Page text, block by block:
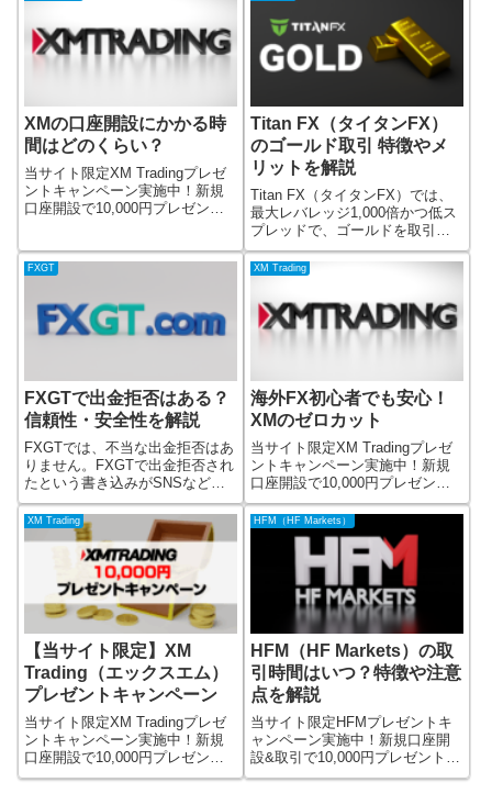
10,000円もらえます。10,000円
プレゼン
の資金の管理体制や補償が徹底
されていて、とにかく総合力の
高
XMの口座開設にかかる時
間はどのくらい？
当サイト限定XM Tradingプレゼ
ントキャンペーン実施中！新規
口座開設で10,000円プレゼント
Tradingで口座開設、取引すると
10,000円もらえます。10,0
Titan FX（タイタンFX）
のゴールド取引 特徴やメ
リットを解説
Titan FX（タイタンFX）では、
最大レバレッジ1,000倍かつ低ス
プレッドで、ゴールドを取引す
ることができます。ボラティリ
ティのゴールドなら短時間で大
記事では、TitanFXのゴールド取
引のメリットや特徴、
FXGT
FXGTで出金拒否はある？
信頼性・安全性を解説
FXGTでは、不当な出金拒否はあ
りません。FXGTで出金拒否され
たという書き込みがSNSなど見
られることがありますが、ユー
ザーがFXGTの規約に違反してい
る事例がほとんどです。ただ
し、FXGTの規約に違反した取引
や利用をすると出金拒否される
XM Trading
海外FX初心者でも安心！
XMのゼロカット
当サイト限定XM Tradingプレゼ
ントキャンペーン実施中！新規
口座開設で10,000円プレゼント
FX業者のXM Trading（エックス
エム）のプレゼント企画！XM
Tradingで口座開設、取引すると
10,000円もらえます。10,0
XM Trading
【当サイト限定】XM
Trading（エックスエム）
プレゼントキャンペーン
当サイト限定XM Tradingプレゼ
ントキャンペーン実施中！新規
口座開設で10,000円プレゼント
FX業者のXM Trading（エックス
HFM（HF Markets）
HFM（HF Markets）の取
引時間はいつ？特徴や注意
点を解説
当サイト限定HFMプレゼントキ
ャンペーン実施中！新規口座開
設&取引で10,000円プレゼント
FX業者のHFM（HF Markets）の